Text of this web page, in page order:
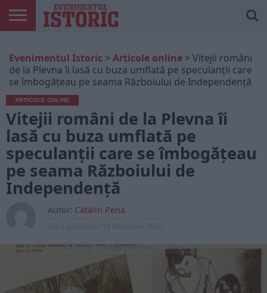
ONLINE
EDIȚII
TIPĂRITE
ISTORIC
PLAY
CONTUL
MEU
Evenimentul Istoric > Articole online > Vitejii români
de la Plevna îi lasă cu buza umflată pe speculanții care
se îmbogățeau pe seama Războiului de Independență
ARTICOLE ONLINE
Vitejii români de la Plevna îi
lasă cu buza umflată pe
speculanții care se îmbogățeau
pe seama Războiului de
Independență
Autor: Cătălin Pena